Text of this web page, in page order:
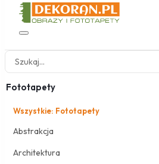
Fototapety
Wszystkie: Fototapety
Abstrakcja
Architektura